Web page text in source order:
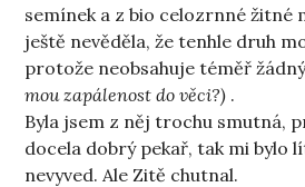
semínek a z bio celozrnné žitné
ještě nevěděla, že tenhle druh
protože neobsahuje téměř
mou zapálenost do věci?) .
Byla jsem z něj trochu smutná,
docela dobrý pekař, tak mi bylo
nevyved. Ale Zitě chutnal.